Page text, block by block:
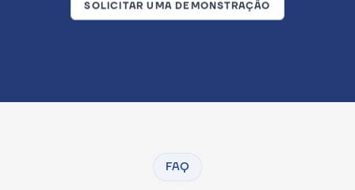
SOLICITAR UMA DEMONSTRAÇÃO
FAQ